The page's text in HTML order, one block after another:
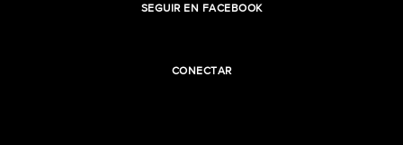
SEGUIR EN FACEBOOK
CONECTAR